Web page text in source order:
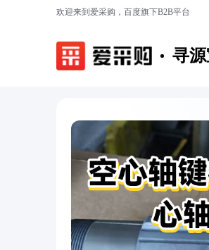
欢迎来到爱采购，百度旗下B2B平台
寻